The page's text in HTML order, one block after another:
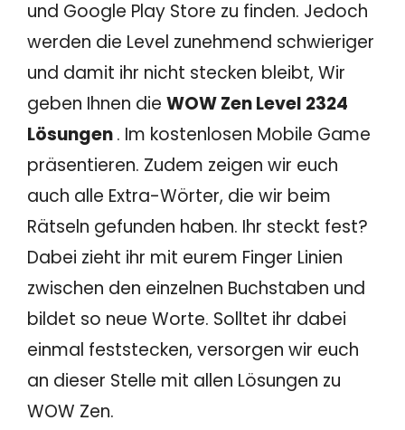
und Google Play Store zu finden. Jedoch
werden die Level zunehmend schwieriger
und damit ihr nicht stecken bleibt, Wir
geben Ihnen die WOW Zen Level 2324
Lösungen. Im kostenlosen Mobile Game
präsentieren. Zudem zeigen wir euch
auch alle Extra-Wörter, die wir beim
Rätseln gefunden haben. Ihr steckt fest?
Dabei zieht ihr mit eurem Finger Linien
zwischen den einzelnen Buchstaben und
bildet so neue Worte. Solltet ihr dabei
einmal feststecken, versorgen wir euch
an dieser Stelle mit allen Lösungen zu
WOW Zen.